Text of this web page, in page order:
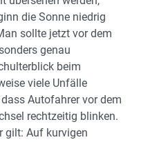
die Sonne niedrig
sollte jetzt vor dem
genau
beim
viele Unfälle
Autofahrer vor dem
rechtzeitig blinken.
gilt: Auf kurvigen